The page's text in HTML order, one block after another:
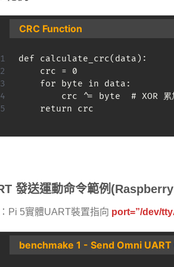
CRC Function
def calculate_crc(data):
    crc = 0
    for byte in data:
crc ^= byte  # XOR 累
    return crc
發送運動命令範例
Pi 5實體UART裝置指向 port=”/dev/
benchmake 1 - Send Omni UART